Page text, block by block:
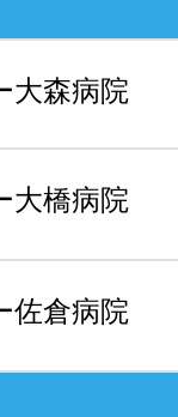
大森病院
大橋病院
佐倉病院